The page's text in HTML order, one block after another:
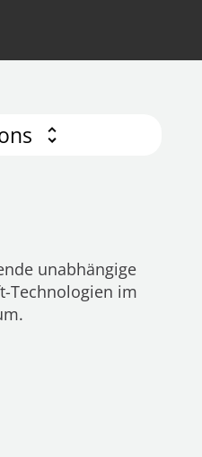
unabhängige
Technologien im